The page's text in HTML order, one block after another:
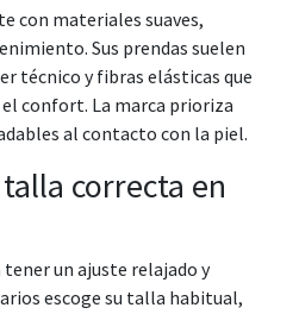
con materiales suaves,
Sus prendas suelen
técnico y fibras elásticas que
confort. La marca prioriza
al contacto con la piel.
correcta en
tener un ajuste relajado y
escoge su talla habitual,